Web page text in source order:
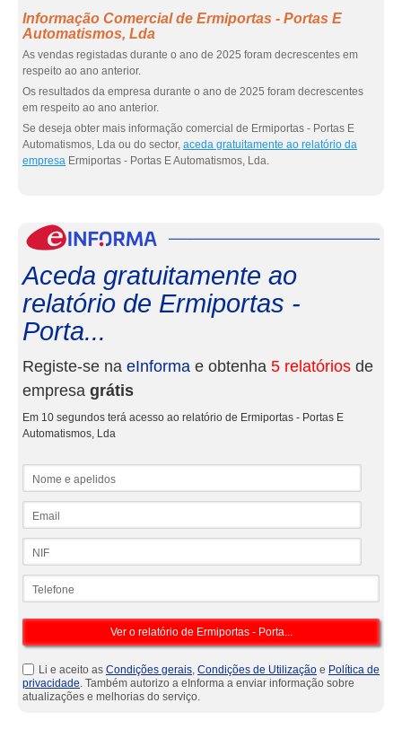
Informação Comercial de Ermiportas - Portas E
Automatismos, Lda
As vendas registadas durante o ano de 2025 foram decrescentes em
respeito ao ano anterior.
Os resultados da empresa durante o ano de 2025 foram decrescentes
em respeito ao ano anterior.
Se deseja obter mais informação comercial de Ermiportas - Portas E
Automatismos, Lda ou do sector, aceda gratuitamente ao relatório da
empresa Ermiportas - Portas E Automatismos, Lda.
Aceda gratuitamente ao
relatório de Ermiportas -
Porta...
Registe-se na eInforma e obtenha 5 relatórios de
empresa grátis
Em 10 segundos terá acesso ao relatório de Ermiportas - Portas E
Automatismos, Lda
Li e aceito as Condições gerais, Condições de Utilização e Política de
privacidade. Também autorizo a eInforma a enviar informação sobre
atualizações e melhorias do serviço.